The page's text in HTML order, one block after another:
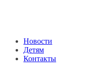
Новости
Детям
Контакты